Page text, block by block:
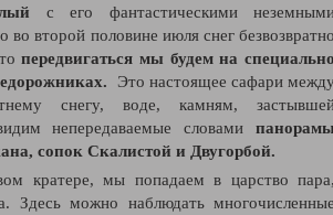
с его фантастическими
во второй половине июля снег
передвигаться мы будем на
Это настоящее сафари
снегу, воде, камням,
непередаваемые словами
сопок Скалистой и Двугорбой.
кратере, мы попадаем в царство
Здесь можно наблюдать